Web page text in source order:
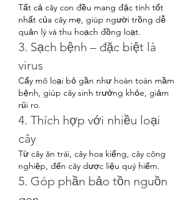
Tất cả cây con đều mang đặc tính tốt
nhất của cây mẹ, giúp người trồng dễ
quản lý và thu hoạch đồng loạt.
3. Sạch bệnh – đặc biệt là
virus
Cấy mô loại bỏ gần như hoàn toàn mầm
bệnh, giúp cây sinh trưởng khỏe, giảm
rủi ro.
4. Thích hợp với nhiều loại
cây
Từ cây ăn trái, cây hoa kiểng, cây công
nghiệp, đến cây dược liệu quý hiếm.
5. Góp phần bảo tồn nguồn